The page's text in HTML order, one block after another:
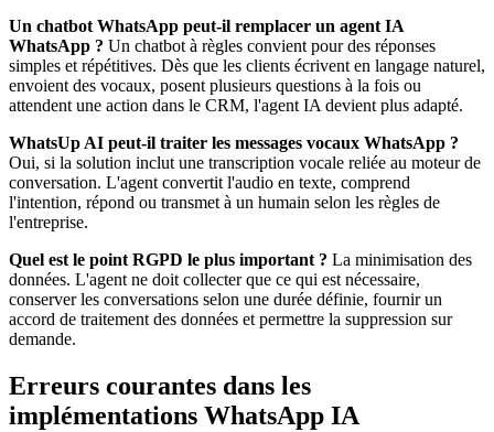
Un chatbot WhatsApp peut-il remplacer un agent IA
WhatsApp ? Un chatbot à règles convient pour des réponses
simples et répétitives. Dès que les clients écrivent en langage naturel,
envoient des vocaux, posent plusieurs questions à la fois ou
attendent une action dans le CRM, l'agent IA devient plus adapté.
WhatsUp AI peut-il traiter les messages vocaux WhatsApp ?
Oui, si la solution inclut une transcription vocale reliée au moteur de
conversation. L'agent convertit l'audio en texte, comprend
l'intention, répond ou transmet à un humain selon les règles de
l'entreprise.
Quel est le point RGPD le plus important ? La minimisation des
données. L'agent ne doit collecter que ce qui est nécessaire,
conserver les conversations selon une durée définie, fournir un
accord de traitement des données et permettre la suppression sur
demande.
Erreurs courantes dans les
implémentations WhatsApp IA